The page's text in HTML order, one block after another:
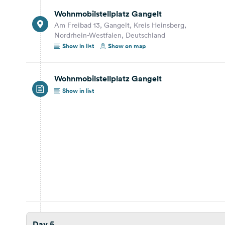
Day 7
33,4 km
Kreis Euskirchen, Nordrhein-Westfalen,
Day 8
Show on map
Wohnmobilstellplatz Gangelt
Am Freibad 13, Gangelt, Kreis Heinsberg,
Nordrhein-Westfalen, Deutschland
Show in list
Show on map
Wohnmobilstellplatz Gangelt
Show in list